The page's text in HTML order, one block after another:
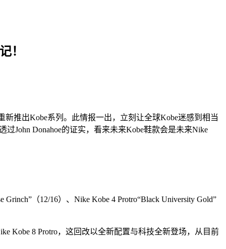
！
新推出Kobe系列。此情报一出，立刻让全球Kobe迷感到相当
John Donahoe的证实，看来未来Kobe鞋款会是未来Nike
（12/16）、Nike Kobe 4 Protro“Black University Gold”
Kobe 8 Protro，这回改以全新配置与科技全新登场，从目前